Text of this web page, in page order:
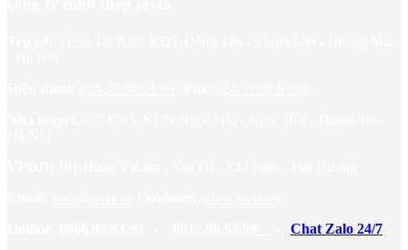
Chat Zalo 24/7